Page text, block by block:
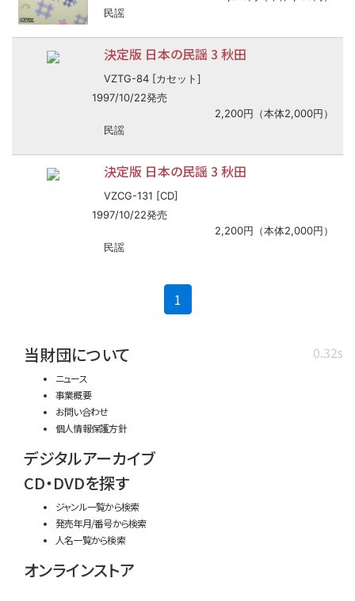
民謡
決定版 日本の民謡 3 秋田
VZTG-84 [カセット]
1997/10/22発売
2,200円（本体2,000円）
民謡
決定版 日本の民謡 3 秋田
VZCG-131 [CD]
1997/10/22発売
2,200円（本体2,000円）
民謡
1
0.32s
当財団について
ニュース
事業概要
お問い合わせ
個人情報保護方針
デジタルアーカイブ
CD・DVDを探す
ジャンル一覧から検索
発売年月/番号から検索
人名一覧から検索
オンラインストア